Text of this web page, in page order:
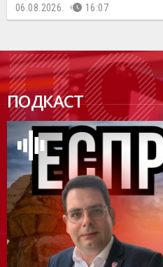
06.08.2026. 16:07
ПОДКАСТ